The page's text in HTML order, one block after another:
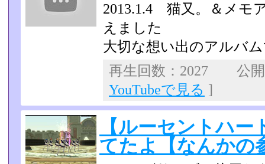
2013.1.4 猫又。＆メモ
えました
大切な想い出のアルバ
再生回数：2027 公
YouTubeで見る ]
【ルーセントハ
てたよ【なんかの